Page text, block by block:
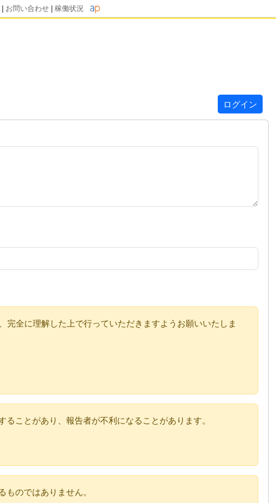
お問い合わせ 稼働状況
ログイン
完全に理解した上で行っていただきますようお願いいたしま
ことがあり、報告者が不利になることがあります。
のではありません。